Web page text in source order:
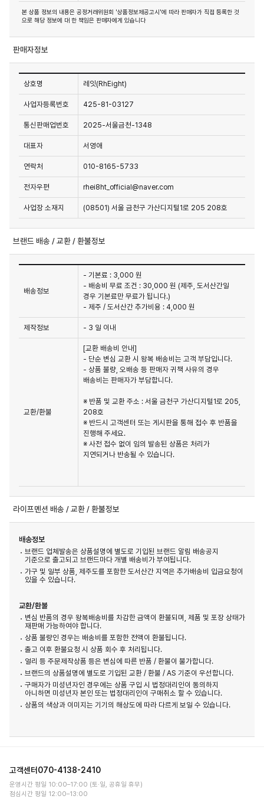
본 상품 정보의 내용은 공정거래위원회 '상품정보제공고시'에 따라 판매자가 직접 등록한 것
으로 해당 정보에 대 한 책임은 판매자에게 있습니다
판매자정보
상호명 레잇(RhEight)
사업자등록번호 425-81-03127
통신판매업번호 2025-서울금천-1348
대표자 서영애
연락처 010-8165-5733
전자우편 rhei8ht_official@naver.com
사업장 소재지 (08501) 서울 금천구 가산디지털1로 205 208호
브랜드 배송 / 교환 / 환불정보
배송정보
- 기본료 : 3,000 원
- 배송비 무료 조건 : 30,000 원 (제주, 도서산간일
경우 기본료만 무료가 됩니다.)
- 제주 / 도서산간 추가비용 : 4,000 원
제작정보 - 3 일 이내
교환/환불
[교환 배송비 안내]
- 단순 변심 교환 시 왕복 배송비는 고객 부담입니다.
- 상품 불량, 오배송 등 판매자 귀책 사유의 경우
배송비는 판매자가 부담합니다.
※ 반품 및 교환 주소 : 서울 금천구 가산디지털1로 205,
208호
※ 반드시 고객센터 또는 게시판을 통해 접수 후 반품을
진행해 주세요.
※ 사전 접수 없이 임의 발송된 상품은 처리가
지연되거나 반송될 수 있습니다.
라이프멘션 배송 / 교환 / 환불정보
배송정보
브랜드 업체발송은 상품설명에 별도로 기입된 브랜드 알림 배송공지
기준으로 출고되고 브랜드마다 개별 배송비가 부여됩니다.
가구 및 일부 상품, 제주도를 포함한 도서산간 지역은 추가배송비 입금요청이
있을 수 있습니다.
교환/환불
변심 반품의 경우 왕복배송비를 차감한 금액이 환불되며, 제품 및 포장 상태가
재판매 가능하여야 합니다.
상품 불량인 경우는 배송비를 포함한 전액이 환불됩니다.
출고 이후 환불요청 시 상품 회수 후 처리됩니다.
얼리 등 주문제작상품 등은 변심에 따른 반품 / 환불이 불가합니다.
브랜드의 상품설명에 별도로 기입된 교환 / 환불 / AS 기준이 우선합니다.
구매자가 미성년자인 경우에는 상품 구입 시 법정대리인이 동의하지
아니하면 미성년자 본인 또는 법정대리인이 구매취소 할 수 있습니다.
상품의 색상과 이미지는 기기의 해상도에 따라 다르게 보일 수 있습니다.
고객센터 070-4138-2410
운영시간 평일 10:00–17:00 (토·일, 공휴일 휴무)
점심시간 평일 12:00–13:00